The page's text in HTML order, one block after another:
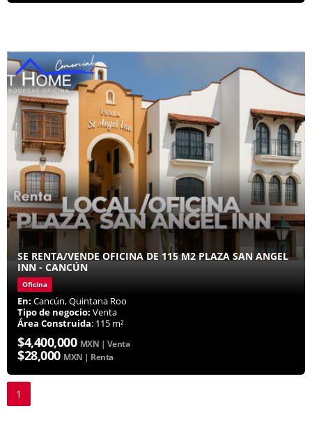
SE RENTA/VENDE OFICINA DE 115 M2 PLAZA SAN ANGEL
INN - CANCÚN
Oficina
En: Cancún, Quintana Roo
Tipo de negocio: Venta
Área Construida: 115 m²
$4,400,000 MXN | Venta
$28,000 MXN | Renta
1